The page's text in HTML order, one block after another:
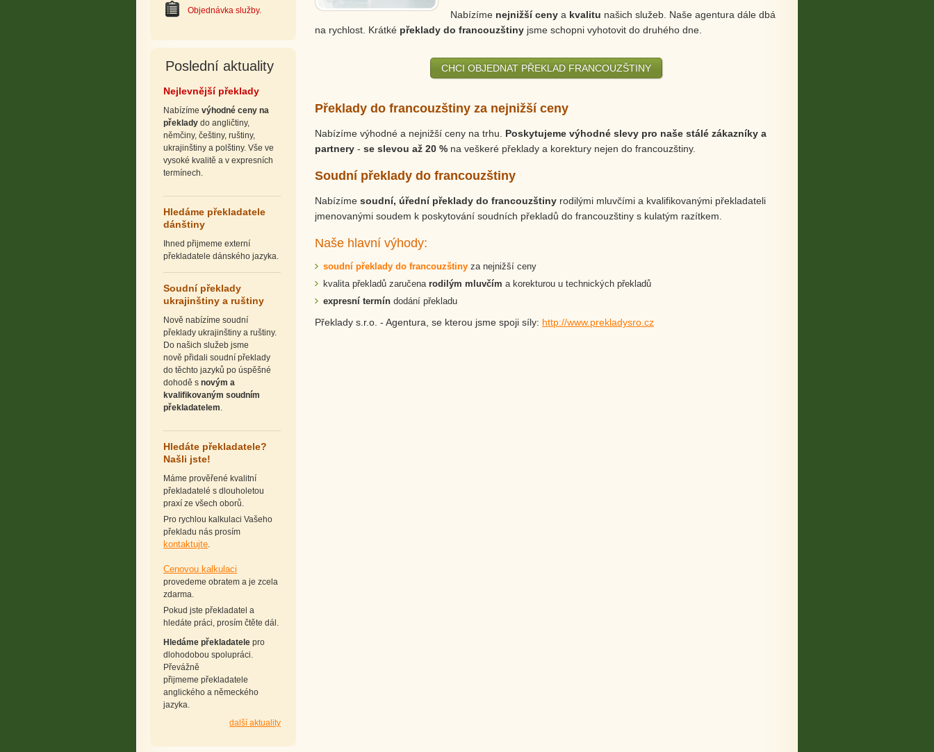
Nabízíme nejnižší ceny a kvalitu našich služeb. Naše agentura dále dbá
na rychlost. Krátké překlady do francouzštiny jsme schopni vyhotovit do druhého dne.
CHCI OBJEDNAT PŘEKLAD FRANCOUZŠTINY
Překlady do francouzštiny za nejnižší ceny
Nabízíme výhodné a nejnižší ceny na trhu. Poskytujeme výhodné slevy pro naše stálé zákazníky a
partnery - se slevou až 20 % na veškeré překlady a korektury nejen do francouzštiny.
Soudní překlady do francouzštiny
Nabízíme soudní, úřední překlady do francouzštiny rodilými mluvčími a kvalifikovanými překladateli
jmenovanými soudem k poskytování soudních překladů do francouzštiny s kulatým razítkem.
Naše hlavní výhody:
soudní překlady do francouzštiny za nejnižší ceny
kvalita překladů zaručena rodilým mluvčím a korekturou u technických překladů
expresní termín dodání překladu
Překlady s.r.o. - Agentura, se kterou jsme spoji síly: http://www.prekladysro.cz
Objednávka služby.
Poslední aktuality
Nejlevnější překlady
Nabízíme výhodné ceny na
překlady do angličtiny,
němčiny, češtiny, ruštiny,
ukrajinštiny a polštiny. Vše ve
vysoké kvalitě a v expresních
termínech.
Hledáme překladatele
dánštiny
Ihned přijmeme externí
překladatele dánského jazyka.
Soudní překlady
ukrajinštiny a ruštiny
Nově nabízíme soudní
překlady ukrajinštiny a ruštiny.
Do našich služeb jsme
nově přidali soudní překlady
do těchto jazyků po úspěšné
dohodě s novým a
kvalifikovaným soudním
překladatelem.
Hledáte překladatele?
Našli jste!
Máme prověřené kvalitní
překladatelé s dlouholetou
praxí ze všech oborů.
Pro rychlou kalkulaci Vašeho
překladu nás prosím
kontaktujte.
Cenovou kalkulaci
provedeme obratem a je zcela
zdarma.
Pokud jste překladatel a
hledáte práci, prosím čtěte dál.
Hledáme překladatele pro
dlohodobou spolupráci.
Převážně
přijmeme překladatele
anglického a německého
jazyka.
další aktuality